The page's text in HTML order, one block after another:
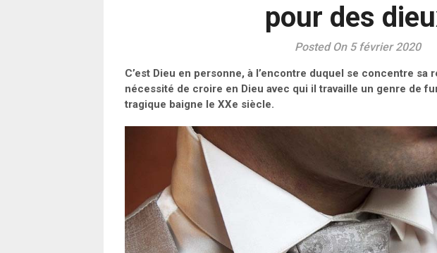
pour des
Posted On 5 février 2020
C’est Dieu en personne, à l’encontre duquel se concentre sa
nécessité de croire en Dieu avec qui il travaille un genre de
tragique baigne le XXe siècle.